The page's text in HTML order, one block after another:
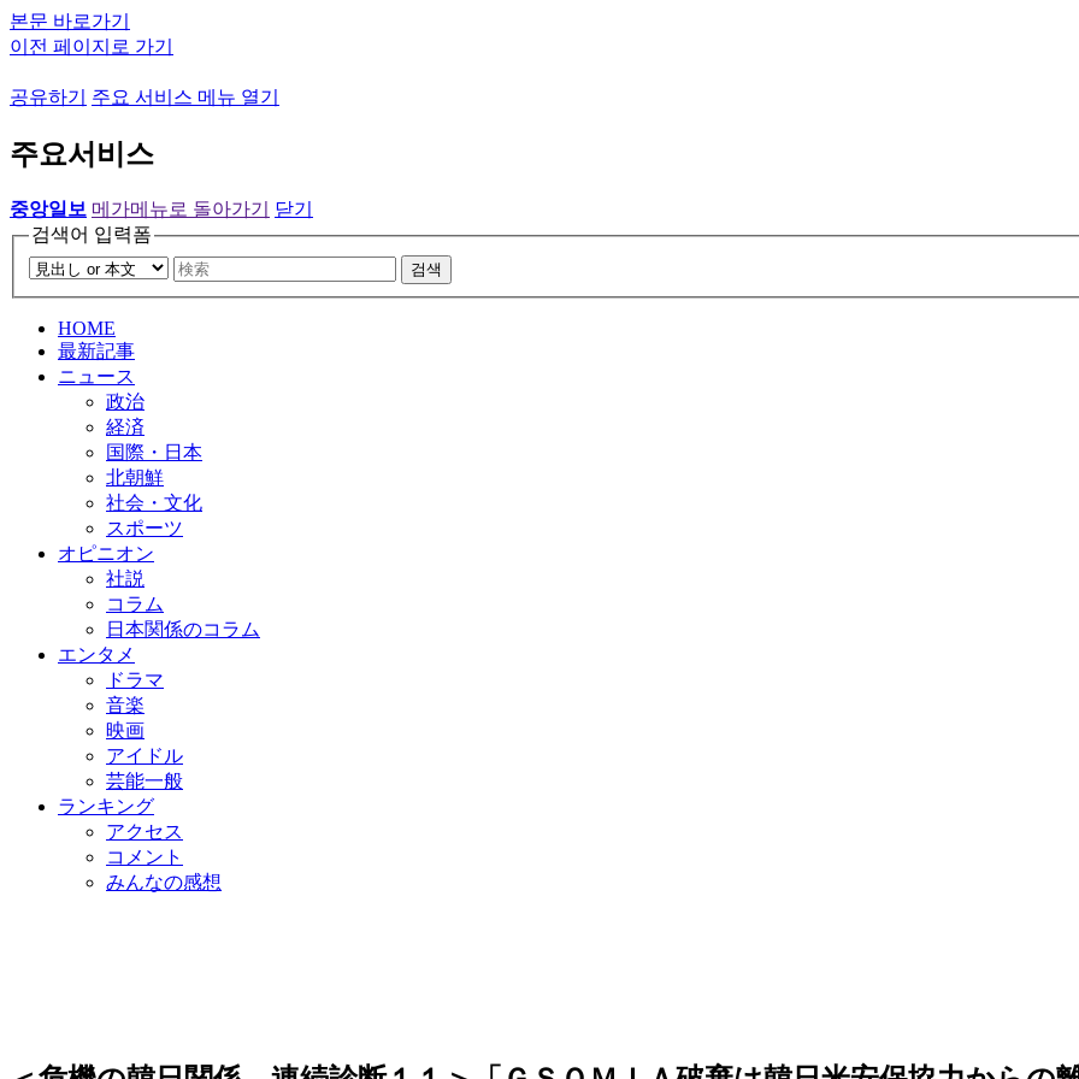
본문 바로가기
이전 페이지로 가기
공유하기 주요 서비스 메뉴 열기
주요서비스
중앙일보 메가메뉴로 돌아가기
닫기
검색어 입력폼
검색
HOME
最新記事
ニュース
政治
経済
国際・日本
北朝鮮
社会・文化
スポーツ
オピニオン
社説
コラム
日本関係のコラム
エンタメ
ドラマ
音楽
映画
アイドル
芸能一般
ランキング
アクセス
コメント
みんなの感想